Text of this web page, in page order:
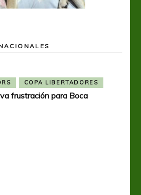
COPA LIBERTADORES
frustración para Boca